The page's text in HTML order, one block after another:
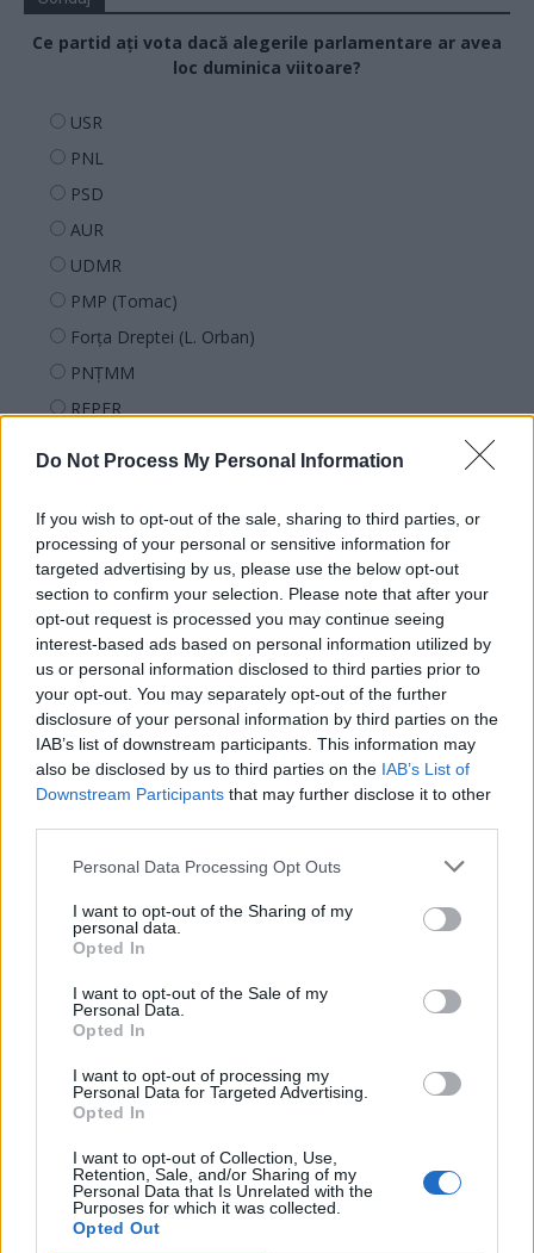
Do Not Process My Personal Information
If you wish to opt-out of the sale, sharing to third parties, or
processing of your personal or sensitive information for
targeted advertising by us, please use the below opt-out
section to confirm your selection. Please note that after your
opt-out request is processed you may continue seeing
interest-based ads based on personal information utilized by
us or personal information disclosed to third parties prior to
your opt-out. You may separately opt-out of the further
disclosure of your personal information by third parties on the
IAB’s list of downstream participants. This information may
also be disclosed by us to third parties on the IAB’s List of
Downstream Participants that may further disclose it to other
Personal Data Processing Opt Outs
I want to opt-out of the Sharing of my
personal data.
Opted In
I want to opt-out of the Sale of my
Personal Data.
Opted In
I want to opt-out of processing my
Personal Data for Targeted Advertising.
Opted In
I want to opt-out of Collection, Use,
Retention, Sale, and/or Sharing of my
Personal Data that Is Unrelated with the
Purposes for which it was collected.
Opted Out
Ce partid ați vota dacă alegerile parlamentare ar avea
loc duminica viitoare?
USR
PNL
PSD
AUR
UDMR
PMP (Tomac)
Forța Dreptei (L. Orban)
PNȚMM
REPER
POT (Gavrilă)
PACE (Peia)
Acțiunea Conservatoare (Târziu)
PDF (Lazarus)
PUSL (D. Voiculescu)
PNȚCD (Pavelescu)
PNCR (Terheș)
Partidul Patrioților (Surugiu)
FAR (Coarnă)
România pe Primul Loc (Ponta)
Altul
Arhiva sondajelor